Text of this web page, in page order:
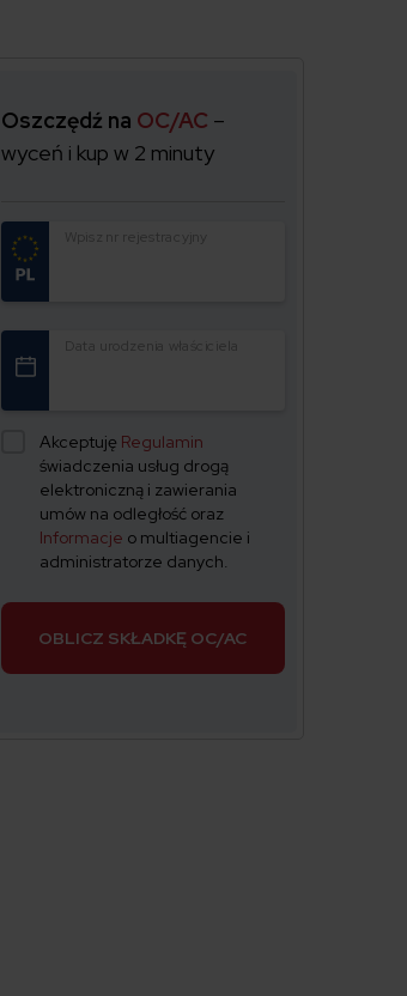
Oszczędź na OC/AC –
wyceń i kup w 2 minuty
Wpisz nr rejestracyjny
Data urodzenia właściciela
Akceptuję Regulamin
świadczenia usług drogą
elektroniczną i zawierania
umów na odległość oraz
Informacje o multiagencie i
administratorze danych.
OBLICZ SKŁADKĘ OC/AC